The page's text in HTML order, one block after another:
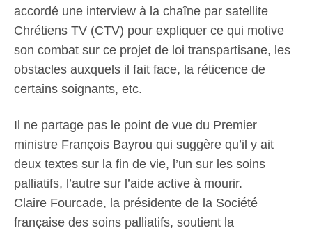
accordé une interview à la chaîne par satellite
Chrétiens TV (CTV) pour expliquer ce qui motive
son combat sur ce projet de loi transpartisane, les
obstacles auxquels il fait face, la réticence de
certains soignants, etc.
Il ne partage pas le point de vue du Premier
ministre François Bayrou qui suggère qu’il y ait
deux textes sur la fin de vie, l’un sur les soins
palliatifs, l’autre sur l’aide active à mourir.
Claire Fourcade, la présidente de la Société
française des soins palliatifs, soutient la